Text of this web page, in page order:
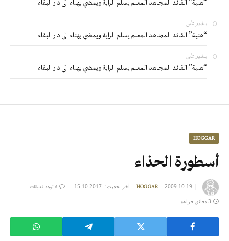
“هنية” القائد المجاهد المعلم يسلم الراية ويمضي بهناء الى دار البقاء
بشير على
“هنية” القائد المجاهد المعلم يسلم الراية ويمضي بهناء الى دار البقاء
بشير على
“هنية” القائد المجاهد المعلم يسلم الراية ويمضي بهناء الى دار البقاء
HOGGAR
أسطورة الحذاء
|
HOGGAR 2009-10-19 آخر تحديث: 2017-10-15 لا توجد تعليقات
3 دقائق قراءة